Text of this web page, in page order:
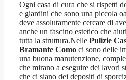
Ogni casa di cura che si rispetti
e giardini che sono una piccola
deve assolutamente cercare di
anche un fascino estetico che
tutta la struttura.Nelle Pulizie
Bramante Como ci sono delle
una buona manutenzione,
che mirano a eseguire dei lavori
che ci siano dei depositi di